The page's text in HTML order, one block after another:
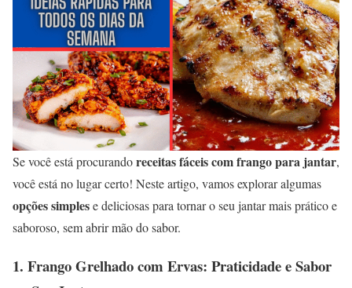
Se você está procurandoreceitas fáceis com frango para jantar,
você está no lugar certo! Neste artigo, vamos explorar algumas
opções simplese deliciosas para tornar o seu jantar mais prático e
saboroso, sem abrir mão do sabor.
1. Frango Grelhado com Ervas: Praticidade e Sabor